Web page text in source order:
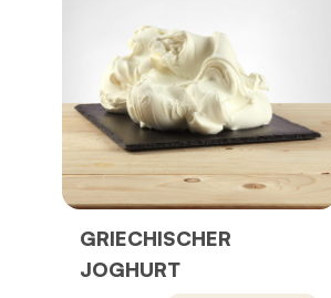
GRIECHISCHER
JOGHURT